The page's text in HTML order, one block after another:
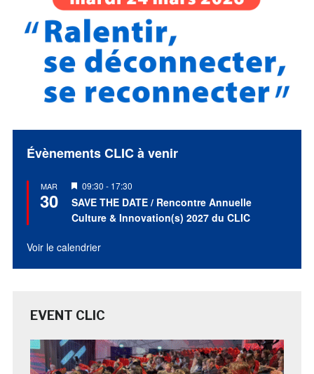
Évènements CLIC à venir
MAR
30
Mis
en
avant
09:30 - 17:30
SAVE THE DATE / Rencontre Annuelle
Culture & Innovation(s) 2027 du CLIC
Voir le calendrier
EVENT CLIC